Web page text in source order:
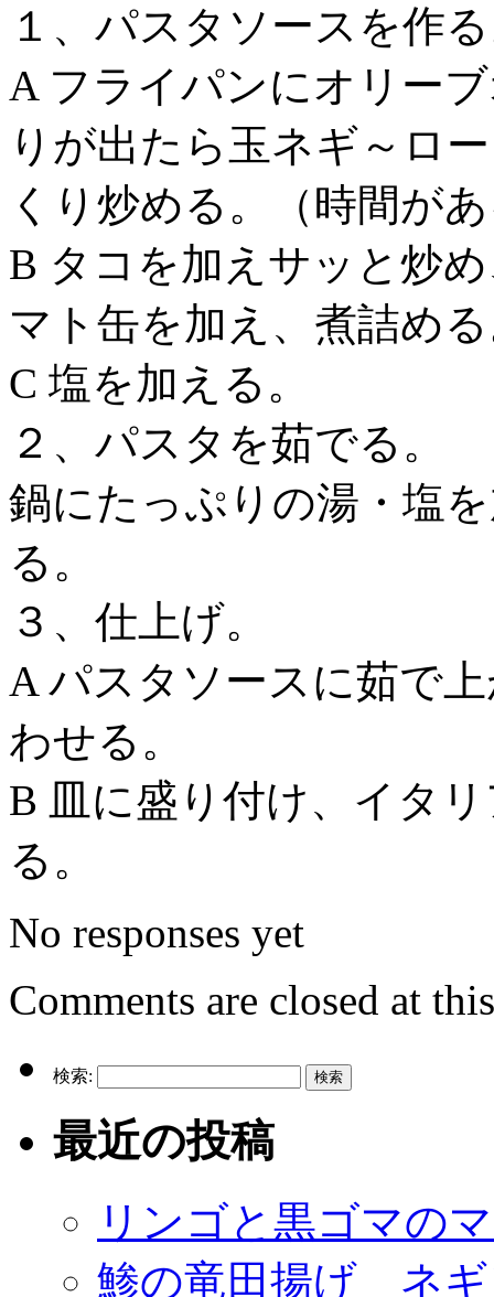
１、パスタソースを作
A フライパンにオリー
りが出たら玉ネギ～ロ
くり炒める。（時間が
B タコを加えサッと炒
マト缶を加え、煮詰め
C 塩を加える。
２、パスタを茹でる。
鍋にたっぷりの湯・塩
る。
３、仕上げ。
A パスタソースに茹で
わせる。
B 皿に盛り付け、イタ
る。
No responses yet
Comments are closed at
検索:
最近の投稿
リンゴと黒ゴマの
鯵の竜田揚げ ネギ